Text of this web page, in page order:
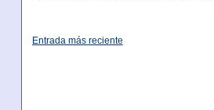
Entrada más reciente